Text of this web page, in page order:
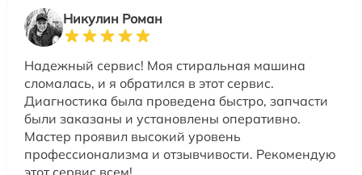
Никулин Роман
Надежный сервис! Моя стиральная машина
сломалась, и я обратился в этот сервис.
Диагностика была проведена быстро, запчасти
были заказаны и установлены оперативно.
Мастер проявил высокий уровень
профессионализма и отзывчивости. Рекомендую